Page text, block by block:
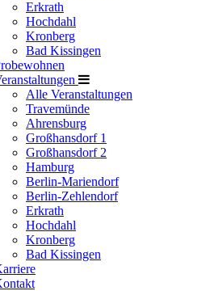
Erkrath
Hochdahl
Kronberg
Bad Kissingen
Alle Veranstaltungen
Travemünde
Ahrensburg
Großhansdorf 1
Großhansdorf 2
Hamburg
Berlin-Mariendorf
Berlin-Zehlendorf
Erkrath
Hochdahl
Kronberg
Bad Kissingen